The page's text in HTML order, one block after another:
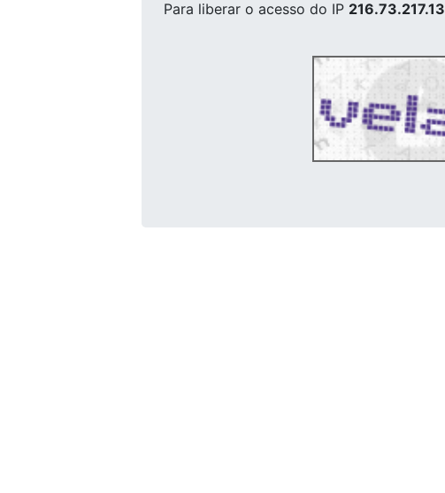
Para liberar o acesso do IP 216.73.217.13